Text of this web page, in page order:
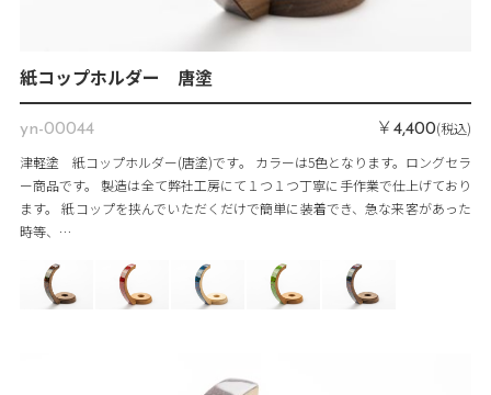
紙コップホルダー 唐塗
yn-00044 ￥4,400(税込)
津軽塗 紙コップホルダー(唐塗)です。 カラーは5色となります。ロングセラ
ー商品です。 製造は全て弊社工房にて１つ１つ丁寧に手作業で仕上げており
ます。 紙コップを挟んでいただくだけで簡単に装着でき、急な来客があった
時等、…